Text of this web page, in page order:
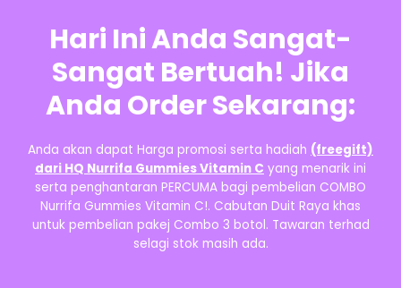
Hari Ini Anda Sangat-
Sangat Bertuah! Jika
Anda Order Sekarang:
Anda akan dapat Harga promosi serta hadiah (freegift)
dari HQ Nurrifa Gummies Vitamin C yang menarik ini
serta penghantaran PERCUMA bagi pembelian COMBO
Nurrifa Gummies Vitamin C!. Cabutan Duit Raya khas
untuk pembelian pakej Combo 3 botol. Tawaran terhad
selagi stok masih ada.